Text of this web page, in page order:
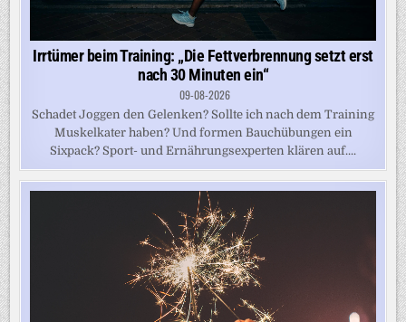
Irrtümer beim Training: „Die Fettverbrennung setzt erst
nach 30 Minuten ein“
09-08-2026
Schadet Joggen den Gelenken? Sollte ich nach dem Training
Muskelkater haben? Und formen Bauchübungen ein
Sixpack? Sport- und Ernährungsexperten klären auf....